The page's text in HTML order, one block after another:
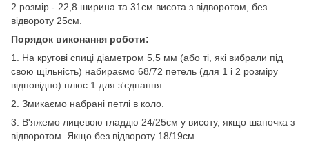
2 розмір - 22,8 ширина та 31см висота з відворотом, без
відвороту 25см.
Порядок виконання роботи:
1. На кругові спиці діаметром 5,5 мм (або ті, які вибрали під
свою щільність) набираємо 68/72 петель (для 1 і 2 розміру
відповідно) плюс 1 для з'єднання.
2. Змикаємо набрані петлі в коло.
3. В'яжемо лицевою гладдю 24/25см у висоту, якщо шапочка з
відворотом. Якщо без відвороту 18/19см.